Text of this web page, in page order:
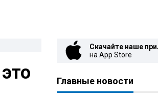
Скачайте наше
на App Store
Главные новости